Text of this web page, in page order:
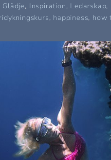
Glädje, Inspiration, Ledarskap,
, happiness, how